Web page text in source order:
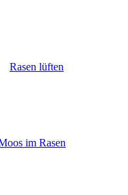
Rasen lüften
im Rasen